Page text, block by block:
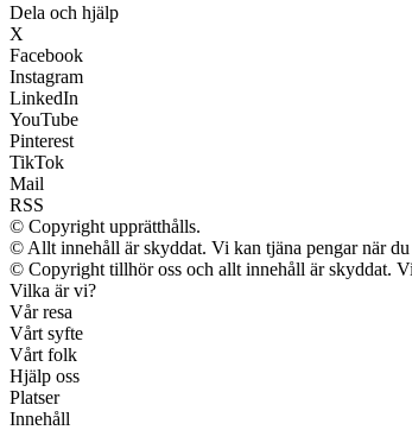
Dela och hjälp
X
Facebook
Instagram
LinkedIn
YouTube
Pinterest
TikTok
Mail
RSS
© Copyright upprätthålls.
© Allt innehåll är skyddat. Vi kan tjäna pengar när
© Copyright tillhör oss och allt innehåll är skyddat.
Vilka är vi?
Vår resa
Vårt syfte
Vårt folk
Hjälp oss
Platser
Innehåll